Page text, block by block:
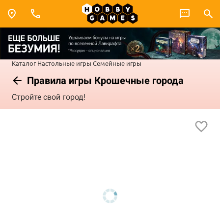
Каталог Настольные игры Семейные игры
Правила игры Крошечные города
Стройте свой город!